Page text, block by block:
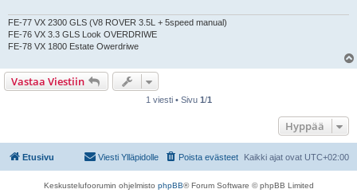
FE-77 VX 2300 GLS (V8 ROVER 3.5L + 5speed manual)
FE-76 VX 3.3 GLS Look OVERDRIWE
FE-78 VX 1800 Estate Owerdriwe
Vastaa Viestiin
1 viesti • Sivu 1/1
Hyppää
Etusivu Kaikki ajat ovat UTC+02:00
Poista evästeet
Viesti Ylläpidolle
Keskustelufoorumin ohjelmisto phpBB® Forum Software © phpBB Limited